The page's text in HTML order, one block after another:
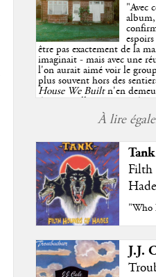
"Avec
être pas exactement de la
imaginait - mais avec une
l'on aurait aimé voir le
plus souvent hors des
House We Builtn'en
des très belles surprises de
plusieurs morceaux qui
une place de choix dans vos
À lire
Tank
Filth
"Who
J.J.